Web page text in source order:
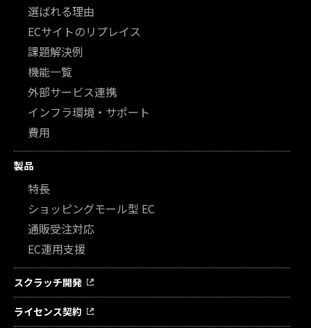
選ばれる理由
ECサイトのリプレイス
課題解決例
機能一覧
外部サービス連携
インフラ環境・サポート
費用
製品
特長
ショッピングモール型 EC
通販受注対応
EC運用支援
スクラッチ開発
ライセンス契約